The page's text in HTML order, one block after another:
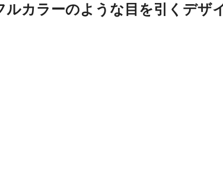
ルカラーのような目を引くデザ